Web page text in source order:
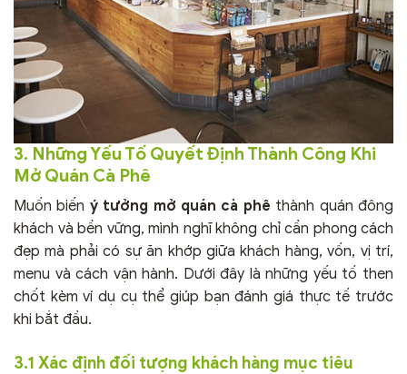
3. Những Yếu Tố Quyết Định Thành Công Khi
Mở Quán Cà Phê
Muốn biến ý tưởng mở quán cà phê thành quán đông
khách và bền vững, mình nghĩ không chỉ cần phong cách
đẹp mà phải có sự ăn khớp giữa khách hàng, vốn, vị trí,
menu và cách vận hành. Dưới đây là những yếu tố then
chốt kèm ví dụ cụ thể giúp bạn đánh giá thực tế trước
khi bắt đầu.
3.1 Xác định đối tượng khách hàng mục tiêu